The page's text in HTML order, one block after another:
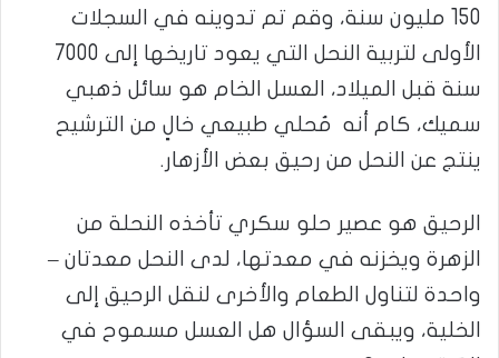
150 مليون سنة، وقم تم تدوينه في السجلات
الأولى لتربية النحل التي يعود تاريخها إلى 7000
سنة قبل الميلاد، العسل الخام هو سائل ذهبي
سميك، كام أنه مُحلي طبيعي خالٍ من الترشيح
ينتج عن النحل من رحيق بعض الأزهار.
الرحيق هو عصير حلو سكري تأخذه النحلة من
الزهرة ويخزنه في معدتها، لدى النحل معدتان –
واحدة لتناول الطعام والأخرى لنقل الرحيق إلى
الخلية، ويبقى السؤال هل العسل مسموح في